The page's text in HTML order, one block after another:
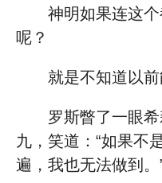
神明如果连这
呢？
就是不知道以
罗斯瞥了一眼
九，笑道：“如果不
遍，我也无法做到。